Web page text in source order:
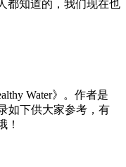
都知道的，我们现在也
Water》。作者是
如下供大家参考，有
！